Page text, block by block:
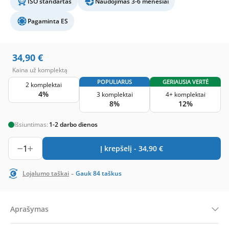
Pagaminta ES
34,90 €
Kaina už komplektą
2 komplektai
4%
POPULIARUS
3 komplektai
8%
GERIAUSIA VERTĖ
4+ komplektai
12%
Išsiuntimas: 1-2 darbo dienos
1 Į krepšelį - 34,90 €
Lojalumo taškai - Gauk84taškus
Aprašymas